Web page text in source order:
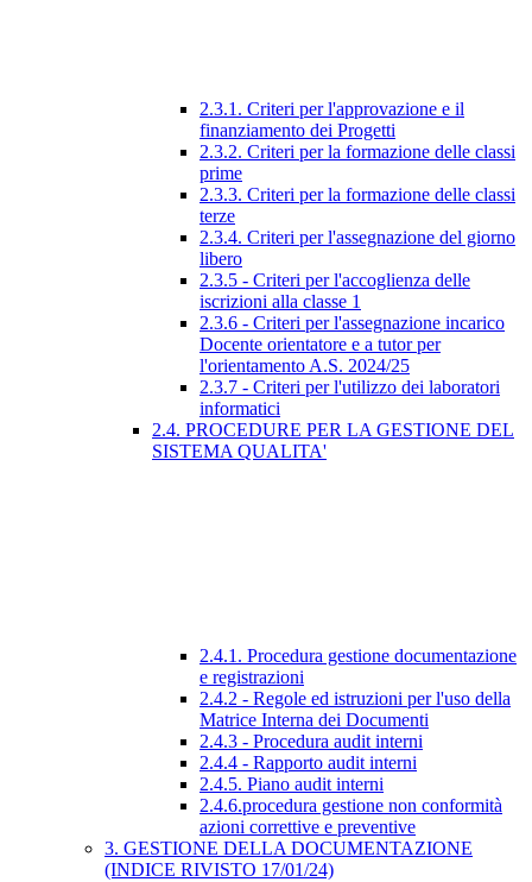
2.3.1. Criteri per l'approvazione e il
finanziamento dei Progetti
2.3.2. Criteri per la formazione delle classi
prime
2.3.3. Criteri per la formazione delle classi
terze
2.3.4. Criteri per l'assegnazione del giorno
libero
2.3.5 - Criteri per l'accoglienza delle
iscrizioni alla classe 1
2.3.6 - Criteri per l'assegnazione incarico
Docente orientatore e a tutor per
l'orientamento A.S. 2024/25
2.3.7 - Criteri per l'utilizzo dei laboratori
informatici
2.4. PROCEDURE PER LA GESTIONE DEL
SISTEMA QUALITA'
2.4.1. Procedura gestione documentazione
e registrazioni
2.4.2 - Regole ed istruzioni per l'uso della
Matrice Interna dei Documenti
2.4.3 - Procedura audit interni
2.4.4 - Rapporto audit interni
2.4.5. Piano audit interni
2.4.6.procedura gestione non conformità
azioni correttive e preventive
3. GESTIONE DELLA DOCUMENTAZIONE
(INDICE RIVISTO 17/01/24)